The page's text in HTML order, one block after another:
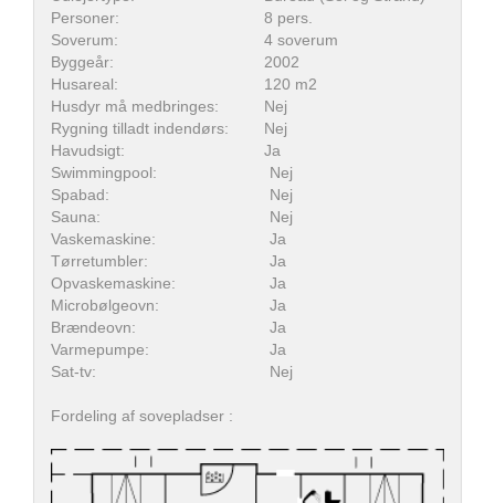
Personer:
8 pers.
Soverum:
4 soverum
Byggeår:
2002
Husareal:
120 m2
Husdyr må medbringes:
Nej
Rygning tilladt indendørs:
Nej
Havudsigt:
Ja
Swimmingpool:
Nej
Spabad:
Nej
Sauna:
Nej
Vaskemaskine:
Ja
Tørretumbler:
Ja
Opvaskemaskine:
Ja
Microbølgeovn:
Ja
Brændeovn:
Ja
Varmepumpe:
Ja
Sat-tv:
Nej
Fordeling af sovepladser :